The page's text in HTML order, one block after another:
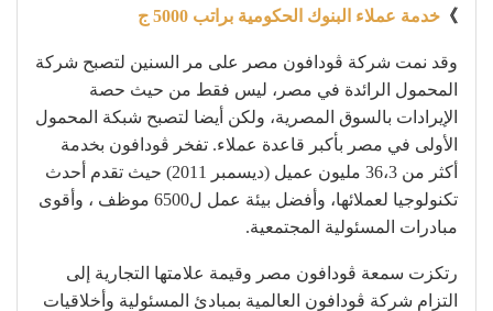
》 خدمة عملاء البنوك الحكومية براتب 5000 ج
وقد نمت شركة ڤودافون مصر على مر السنين لتصبح شركة
المحمول الرائدة في مصر، ليس فقط من حيث حصة
الإيرادات بالسوق المصرية، ولكن أيضا لتصبح شبكة المحمول
الأولى في مصر بأكبر قاعدة عملاء. تفخر ڤودافون بخدمة
أكثر من 36،3 مليون عميل (ديسمبر 2011) حيث تقدم أحدث
تكنولوجيا لعملائها، وأفضل بيئة عمل ل6500 موظف ، وأقوى
مبادرات المسئولية المجتمعية.
رتكزت سمعة ڤودافون مصر وقيمة علامتها التجارية إلى
التزام شركة ڤودافون العالمية بمبادئ المسئولية وأخلاقيات